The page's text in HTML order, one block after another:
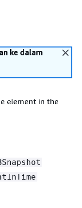
ke dalam
element in the